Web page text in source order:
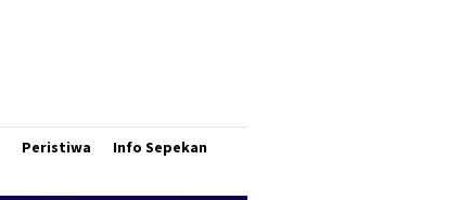
Peristiwa
Info Sepekan